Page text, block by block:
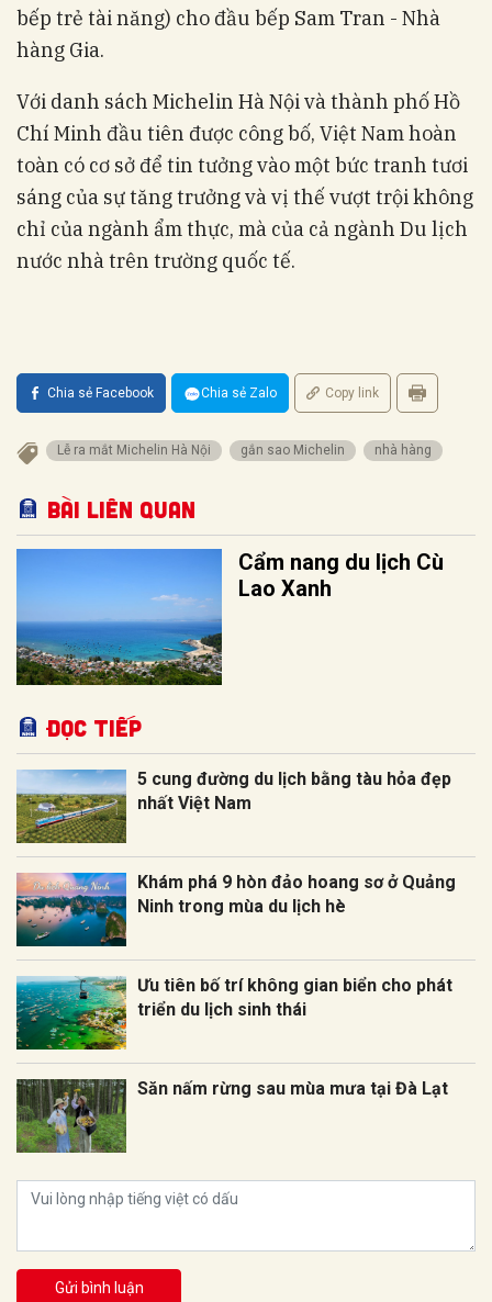
bếp trẻ tài năng) cho đầu bếp Sam Tran - Nhà
hàng Gia.
Với danh sách Michelin Hà Nội và thành phố Hồ
Chí Minh đầu tiên được công bố, Việt Nam hoàn
toàn có cơ sở để tin tưởng vào một bức tranh tươi
sáng của sự tăng trưởng và vị thế vượt trội không
chỉ của ngành ẩm thực, mà của cả ngành Du lịch
nước nhà trên trường quốc tế.
Chia sẻ Facebook Chia sẻ Zalo Copy link
Lễ ra mắt Michelin Hà Nội gắn sao Michelin nhà hàng
Bài liên quan
Cẩm nang du lịch Cù
Lao Xanh
Đọc tiếp
5 cung đường du lịch bằng tàu hỏa đẹp
nhất Việt Nam
Khám phá 9 hòn đảo hoang sơ ở Quảng
Ninh trong mùa du lịch hè
Ưu tiên bố trí không gian biển cho phát
triển du lịch sinh thái
Săn nấm rừng sau mùa mưa tại Đà Lạt
Gửi bình luận